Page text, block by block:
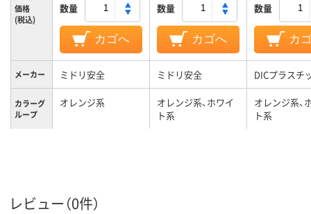
価格
(税込)
数量
カゴへ
数量
カゴへ
数量
カ
メーカー ミドリ安全 ミドリ安全 DICプラスチ
カラーグ
ループ
オレンジ系
オレンジ系、ホワイ
ト系
オレンジ系、
ト系
レビュー（0件）